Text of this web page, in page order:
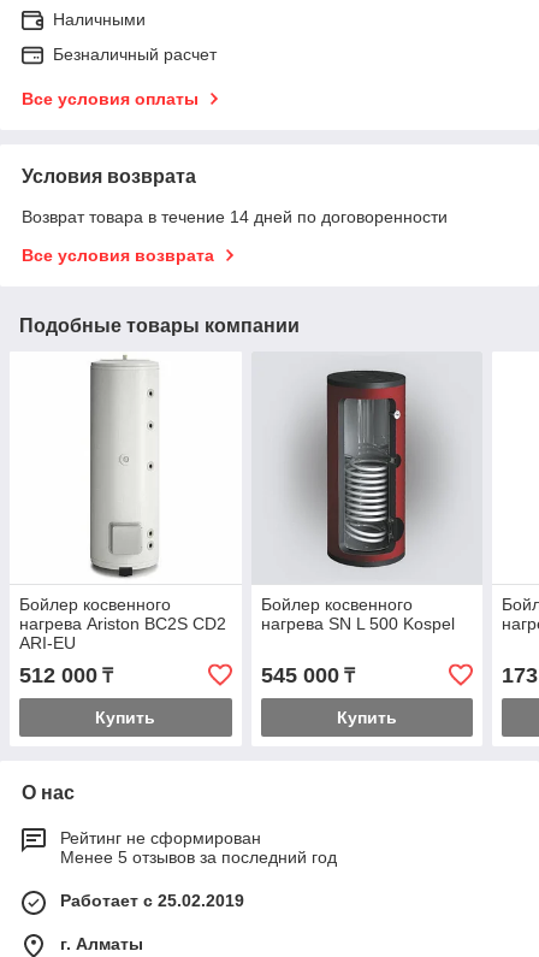
Наличными
Безналичный расчет
Все условия оплаты
Условия возврата
Возврат товара в течение 14 дней по договоренности
Все условия возврата
Подобные товары компании
Бойлер косвенного
нагрева Ariston BC2S CD2
ARI-EU
512 000 ₸
Купить
Бойлер косвенного
нагрева SN L 500 Kospel
545 000₸
Купить
О нас
Рейтинг не сформирован
Менее 5 отзывов за последний год
Работает с 25.02.2019
г. Алматы